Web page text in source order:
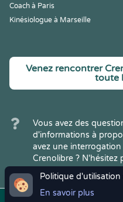
Politique d'utilisation
En savoir plus
Coach à Paris
Kinésiologue à Marseille
Venez rencontrer
toute
Vous avez des
d'informations à
avez une
Crenolibre ? N'hésitez